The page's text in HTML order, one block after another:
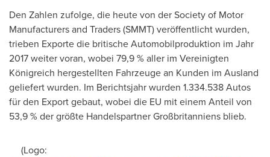
Den Zahlen zufolge, die heute von der Society of Motor
Manufacturers and Traders (SMMT) veröffentlicht wurden,
trieben Exporte die britische Automobilproduktion im Jahr
2017 weiter voran, wobei 79,9 % aller im Vereinigten
Königreich hergestellten Fahrzeuge an Kunden im Ausland
geliefert wurden. Im Berichtsjahr wurden 1.334.538 Autos
für den Export gebaut, wobei die EU mit einem Anteil von
53,9 % der größte Handelspartner Großbritanniens blieb.
(Logo: